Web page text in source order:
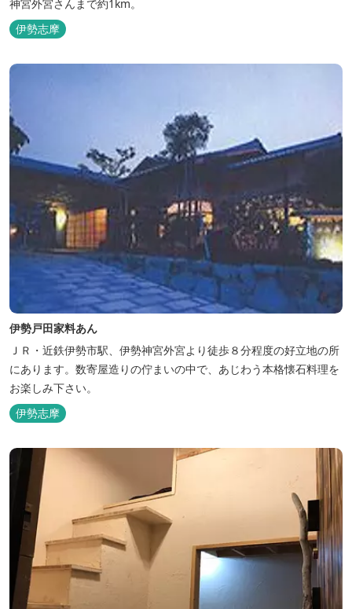
神宮外宮さんまで約1km。
伊勢志摩
伊勢戸田家料あん
ＪＲ・近鉄伊勢市駅、伊勢神宮外宮より徒歩８分程度の好立地の所
にあります。数寄屋造りの佇まいの中で、あじわう本格懐石料理を
お楽しみ下さい。
伊勢志摩